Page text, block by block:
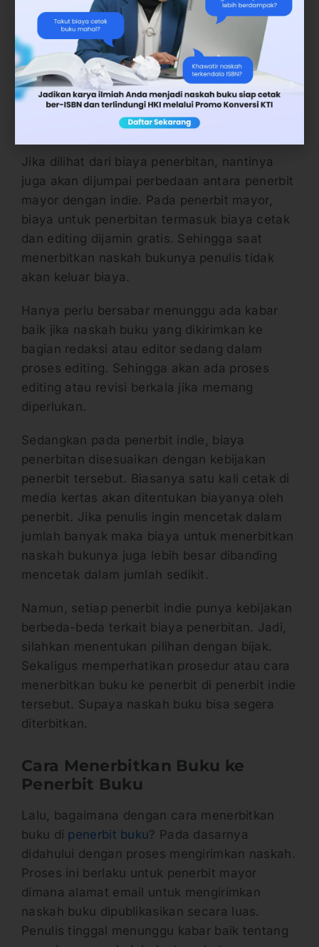
Selain itu antara satu penulis dengan penulis
lain dalam satu penerbit juga bisa berbeda.
Hal ini terjadi karena nilai royalti biasanya
atas dasar kesepakatan antara penulis
dengan penerbit.
6. Biaya Penerbitan
Jika dilihat dari biaya penerbitan, nantinya
juga akan dijumpai perbedaan antara penerbit
mayor dengan indie. Pada penerbit mayor,
biaya untuk penerbitan termasuk biaya cetak
dan editing dijamin gratis. Sehingga saat
menerbitkan naskah bukunya penulis tidak
akan keluar biaya.
Hanya perlu bersabar menunggu ada kabar
baik jika naskah buku yang dikirimkan ke
bagian redaksi atau editor sedang dalam
proses editing. Sehingga akan ada proses
editing atau revisi berkala jika memang
diperlukan.
Sedangkan pada penerbit indie, biaya
penerbitan disesuaikan dengan kebijakan
penerbit tersebut. Biasanya satu kali cetak di
media kertas akan ditentukan biayanya oleh
penerbit. Jika penulis ingin mencetak dalam
jumlah banyak maka biaya untuk menerbitkan
naskah bukunya juga lebih besar dibanding
mencetak dalam jumlah sedikit.
Namun, setiap penerbit indie punya kebijakan
berbeda-beda terkait biaya penerbitan. Jadi,
silahkan menentukan pilihan dengan bijak.
Sekaligus memperhatikan prosedur atau cara
menerbitkan buku ke penerbit di penerbit indie
tersebut. Supaya naskah buku bisa segera
diterbitkan.
Cara Menerbitkan Buku ke
Penerbit Buku
Lalu, bagaimana dengan cara menerbitkan
buku di penerbit buku? Pada dasarnya
didahului dengan proses mengirimkan naskah.
Proses ini berlaku untuk penerbit mayor
dimana alamat email untuk mengirimkan
naskah buku dipublikasikan secara luas.
Penulis tinggal menunggu kabar baik tentang